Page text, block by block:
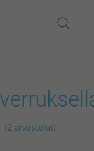
(2 arvostelut)